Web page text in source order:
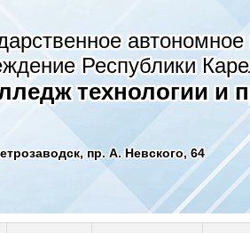
Республики
технологии и
пр. А. Невского, 64